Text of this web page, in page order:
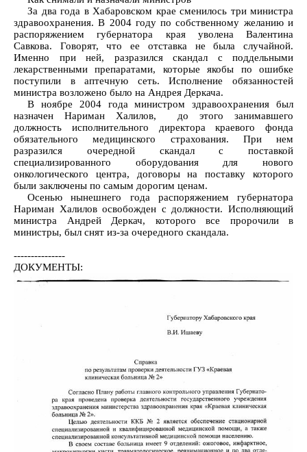
За два года в Хабаровском крае сменилось три министра
здравоохранения. В 2004 году по собственному желанию и
распоряжением губернатора края уволена Валентина
Савкова. Говорят, что ее отставка не была случайной.
Именно при ней, разразился скандал с поддельными
лекарственными препаратами, которые якобы по ошибке
поступили в аптечную сеть. Исполнение обязанностей
министра возложено было на Андрея Деркача.
В ноябре 2004 года министром здравоохранения был
назначен Нариман Халилов, до этого занимавшего
должность исполнительного директора краевого фонда
обязательного медицинского страхования. При нем
разразился очередной скандал с поставкой
специализированного оборудования для нового
онкологического центра, договоры на поставку которого
были заключены по самым дорогим ценам.
Осенью нынешнего года распоряжением губернатора
Нариман Халилов освобожден с должности. Исполняющий
министра Андрей Деркач, которого все пророчили в
министры, был снят из-за очередного скандала.
---------------
ДОКУМЕНТЫ: